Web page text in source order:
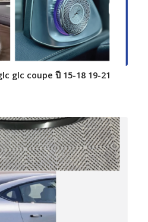
glc coupe ปี 15-18 19-21